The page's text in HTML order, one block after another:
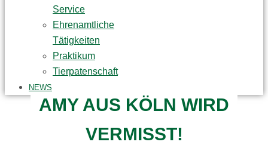
Service
Ehrenamtliche
Tätigkeiten
Praktikum
Tierpatenschaft
NEWS
AMY AUS KÖLN WIRD
VERMISST!